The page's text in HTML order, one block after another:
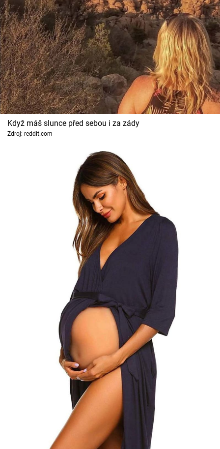
Cool Esport
Pořady
TV Program
Sledujte prima+
Přihlášení
Když máš slunce před sebou i za zády
Zdroj: reddit.com